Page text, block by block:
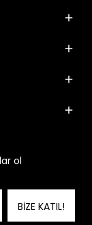
ol
BİZE KATIL!